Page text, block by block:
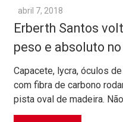
abril 7, 2018
Erberth Santos
peso e absoluto
Capacete, lycra, óculos
com fibra de carbono
pista oval de madeira.